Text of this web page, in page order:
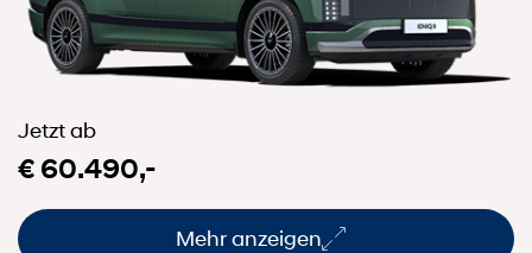
Jetzt ab
€ 60.490,-
Mehr anzeigen